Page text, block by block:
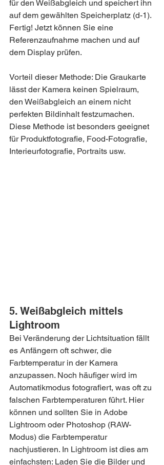
für den Weißabgleich und speichert ihn
auf dem gewählten Speicherplatz (d-1).
Fertig! Jetzt können Sie eine
Referenzaufnahme machen und auf
dem Display prüfen.
Vorteil dieser Methode: Die Graukarte
lässt der Kamera keinen Spielraum,
den Weißabgleich an einem nicht
perfekten Bildinhalt festzumachen.
Diese Methode ist besonders geeignet
für Produktfotografie, Food-Fotografie,
Interieurfotografie, Portraits usw.
5. Weißabgleich mittels
Lightroom
Bei Veränderung der Lichtsituation fällt
es Anfängern oft schwer, die
Farbtemperatur in der Kamera
anzupassen. Noch häufiger wird im
Automatikmodus fotografiert, was oft zu
falschen Farbtemperaturen führt. Hier
können und sollten Sie in Adobe
Lightroom oder Photoshop (RAW-
Modus) die Farbtemperatur
nachjustieren. In Lightroom ist dies am
einfachsten: Laden Sie die Bilder und